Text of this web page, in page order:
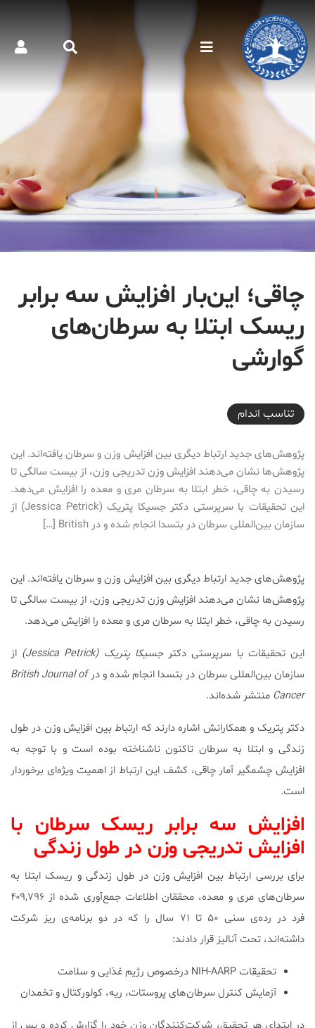
چاقی؛ این‌بار افزایش سه برابر
ریسک ابتلا به سرطان‌های
گوارشی
2017-02-17T19:27:43+03:30
تناسب اندام
پژوهش‌های جدید ارتباط دیگری بین افزایش وزن و سرطان یافته‌اند. این
پژوهش‌ها نشان می‌دهند افزایش وزن تدریجی وزن، از بیست سالگی تا
رسیدن به چاقی، خطر ابتلا به سرطان‌ مری و معده را افزایش می‌دهد.
این تحقیقات با سرپرستی دکتر جسیکا پتریک (Jessica Petrick) از
سازمان بین‌المللی سرطان در بتسدا انجام شده و در British […]
پژوهش‌های جدید ارتباط دیگری بین افزایش وزن و سرطان یافته‌اند. این
پژوهش‌ها نشان می‌دهند افزایش وزن تدریجی وزن، از بیست سالگی تا
رسیدن به چاقی، خطر ابتلا به سرطان‌ مری و معده را افزایش می‌دهد.
این تحقیقات با سرپرستی دکترجسیکا پتریک (Jessica Petrick)
از
سازمان بین‌المللی سرطان در بتسدا انجام شده و درBritish Journal of
Cancer منتشر شده‌اند.
دکتر پتریک و همکارانش اشاره دارند که ارتباط بین افزایش وزن در طول
زندگی و ابتلا به سرطان تاکنون ناشناخته بوده است و با توجه به
افزایش چشمگیر آمار چاقی، کشف این ارتباط از اهمیت ویژه‌ای برخوردار
است.
افزایش سه‌ برابر ریسک سرطان با
افزایش تدریجی وزن در طول زندگی
برای بررسی ارتباط بین افزایش وزن در طول زندگی و ریسک ابتلا به
سرطان‌های مری و معده، محققان اطلاعات جمع‌آوری شده از ۴۰۹,۷۹۶
فرد در رده‌ی سنی ۵۰ تا ۷۱ سال را که در دو برنامه‌ی ریز شرکت
داشته‌اند، تحت آنالیز قرار دادند:
تحقیقات NIH-AARP درخصوص رژیم غذایی و سلامت
آزمایش کنترل سرطان‌های پروستات، ریه، کولورکتال و تخمدان